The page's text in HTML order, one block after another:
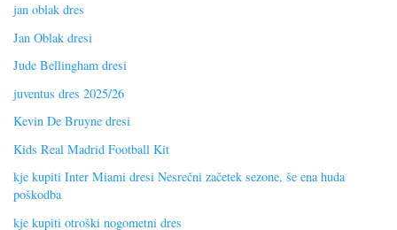
jan oblak dres
Jan Oblak dresi
Jude Bellingham dresi
juventus dres 2025/26
Kevin De Bruyne dresi
Kids Real Madrid Football Kit
kje kupiti Inter Miami dresi Nesrečni začetek sezone, še ena huda
poškodba
kje kupiti otroški nogometni dres